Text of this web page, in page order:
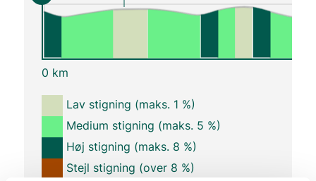
0 km
Lav stigning (maks. 1 %)
Medium stigning (maks. 5 %)
Høj stigning (maks. 8 %)
Stejl stigning (over 8 %)